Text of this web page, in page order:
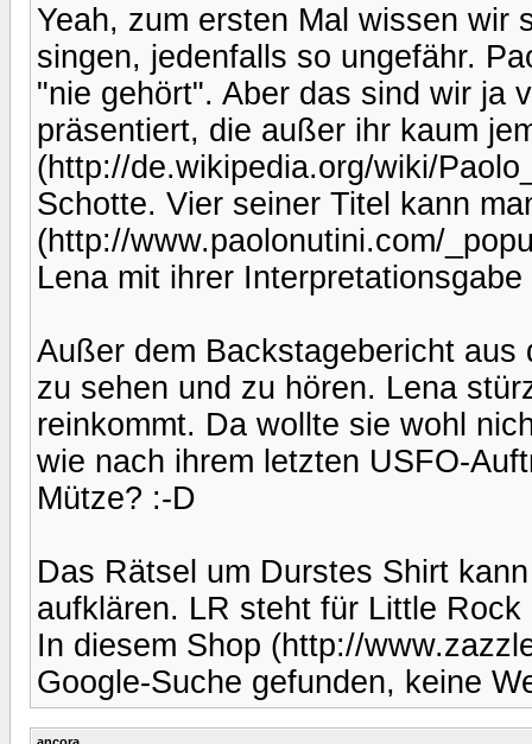
Yeah, zum ersten Mal wissen wir
singen, jedenfalls so ungefähr.
"nie gehört". Aber das sind wir ja
präsentiert, die außer ihr kaum
(http://de.wikipedia.org/wiki/
Schotte. Vier seiner Titel kann
(http://www.paolonutini.com/
Lena mit ihrer
Außer dem Backstagebericht
zu sehen und zu hören. Lena
reinkommt. Da wollte sie wohl
wie nach ihrem letzten USFO-
Mütze? :-D
Das Rätsel um Durstes Shirt
aufklären. LR steht für Little
In diesem Shop (http://
Google-Suche gefunden, keine